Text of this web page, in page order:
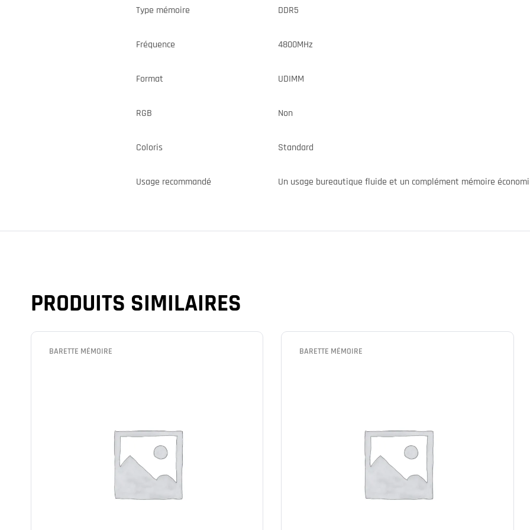
Type mémoire DDR5
Fréquence 4800MHz
Format UDIMM
RGB Non
Coloris Standard
Usage recommandé Un usage bureautique fluide et un complément mémoire
PRODUITS SIMILAIRES
BARETTE MÉMOIRE BARETTE MÉMOIRE